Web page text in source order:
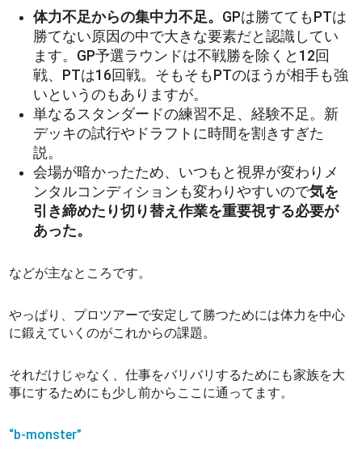
体力不足からの集中力不足。 GPは勝ててもPTは
勝てない原因の中で大きな要素だと認識してい
ます。GP予選ラウンドは不戦勝を除くと12回
戦、PTは16回戦。そもそもPTのほうが相手も強
いというのもありますが。
単なるスタンダードの練習不足、経験不足。新
デッキの試行やドラフトに時間を割きすぎた
説。
会場が暗かったため、いつもと視界が変わりメ
ンタルコンディションも変わりやすいので気を
引き締めたり切り替え作業を重要視する必要が
あった。
などが主なところです。
やっぱり、プロツアーで安定して勝つためには体力を中心
に鍛えていくのがこれからの課題。
それだけじゃなく、仕事をバリバリするためにも家族を大
事にするためにも少し前からここに通ってます。
“b-monster”